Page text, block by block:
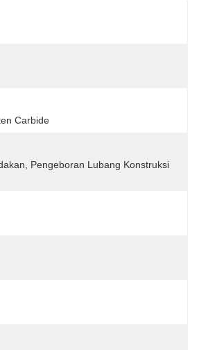
Carbide
Pengeboran Lubang Konstruksi